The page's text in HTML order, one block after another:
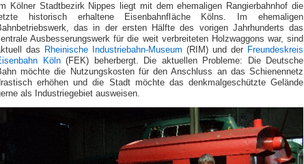
Kölner Stadtbezirk Nippes liegt mit dem ehemaligen Rangierbahnhof die
historisch erhaltene Eisenbahnfläche Kölns. Im ehemaligen
das in der ersten Hälfte des vorigen Jahrhunderts das
Ausbesserungswerk für die weit verbreiteten Holzwaggons war, sind
das
Rheinische Industriebahn-Museum (RIM) und der Freundeskreis
Köln(FEK) beherbergt. Die aktuellen Probleme: Die Deutsche
möchte die Nutzungskosten für den Anschluss an das Schienennetz
erhöhen und die Stadt möchte das denkmalgeschützte Gelände
als Industriegebiet ausweisen.